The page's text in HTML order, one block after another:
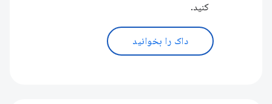
کنید.
داک را بخوانید